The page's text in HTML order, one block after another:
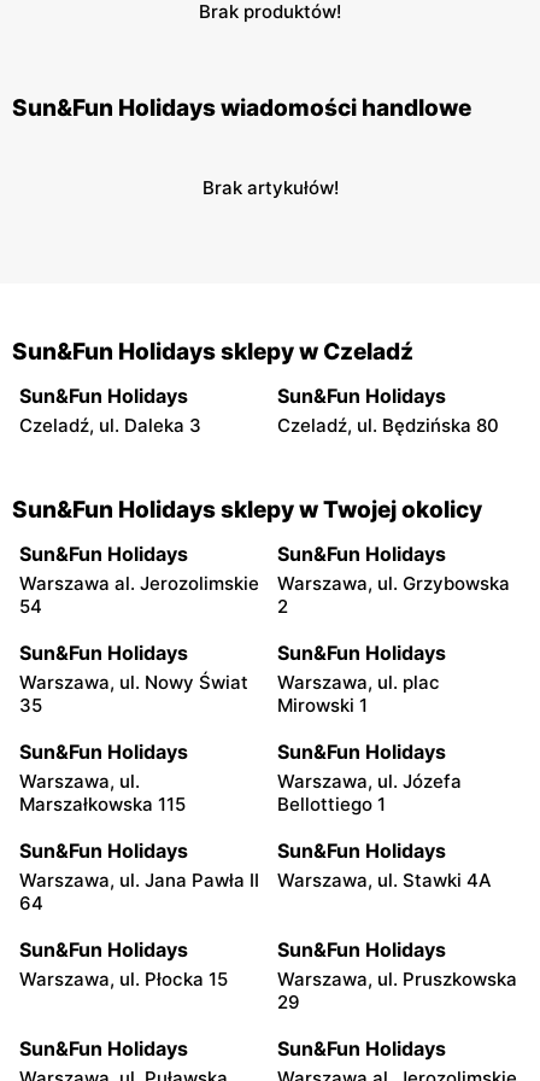
Brak produktów!
Sun&Fun Holidays wiadomości handlowe
Brak artykułów!
Sun&Fun Holidays sklepy w Czeladź
Sun&Fun Holidays
Czeladź, ul. Daleka 3
Sun&Fun Holidays
Czeladź, ul. Będzińska 80
Sun&Fun Holidays sklepy w Twojej okolicy
Sun&Fun Holidays
Warszawa al. Jerozolimskie
54
Sun&Fun Holidays
Warszawa, ul. Grzybowska
2
Sun&Fun Holidays
Warszawa, ul. Nowy Świat
35
Sun&Fun Holidays
Warszawa, ul. plac
Mirowski 1
Sun&Fun Holidays
Warszawa, ul.
Marszałkowska 115
Sun&Fun Holidays
Warszawa, ul. Józefa
Bellottiego 1
Sun&Fun Holidays
Warszawa, ul. Jana Pawła II
64
Sun&Fun Holidays
Warszawa, ul. Stawki 4A
Sun&Fun Holidays
Warszawa, ul. Płocka 15
Sun&Fun Holidays
Warszawa, ul. Pruszkowska
29
Sun&Fun Holidays Sun&Fun Holidays